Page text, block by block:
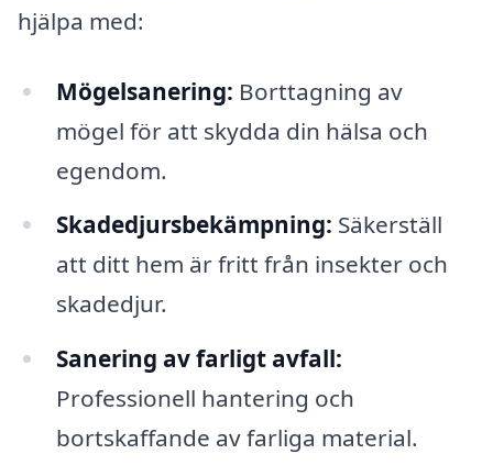
hjälpa med:
Mögelsanering: Borttagning av
mögel för att skydda din hälsa och
egendom.
Skadedjursbekämpning: Säkerställ
att ditt hem är fritt från insekter och
skadedjur.
Sanering av farligt avfall:
Professionell hantering och
bortskaffande av farliga material.